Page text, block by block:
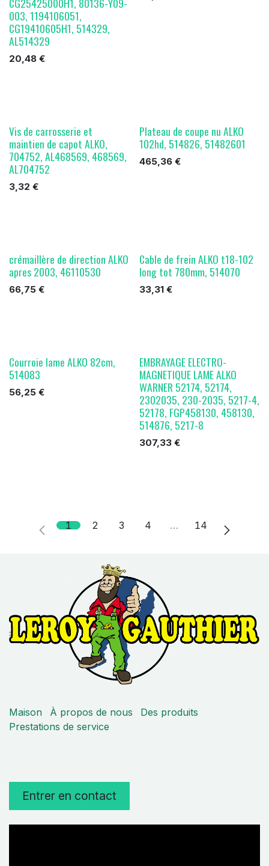
003, 1194106051,
CG19410605H1, 514329,
AL514329
20,48 €
Vis de carrosserie et
maintien de capot ALKO,
704752, AL468569, 468569,
AL704752
3,32 €
Plateau de coupe nu ALKO
102hd, 514826, 51482601
465,36€
crémaillère de direction ALKO
apres 2003, 46110530
66,75 €
Cable de frein ALKO t18-102
long tot 780mm, 514070
33,31€
Courroie lame ALKO 82cm,
514083
56,25 €
EMBRAYAGE ELECTRO-
MAGNETIQUE LAME ALKO
WARNER 52174, 52174,
2302035, 230-2035, 5217-4,
52178, FGP458130, 458130,
514876, 5217-8
307,33€
1 2 3 4 … 14
Maison À propos de nous
Des produits
Prestations de service
Entrer en contact